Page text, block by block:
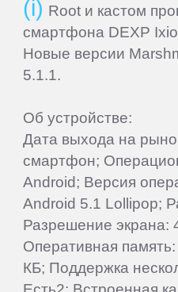
Root и кастом
смартфона DEXP
Новые версии
5.1.1.
Об устройстве:
Дата выхода на
смартфон;
Android; Версия
Android 5.1 Lollipop;
Разрешение экрана:
Оперативная
КБ; Поддержка
Bliss
BQ-
Coby
Creative
CrownMicro